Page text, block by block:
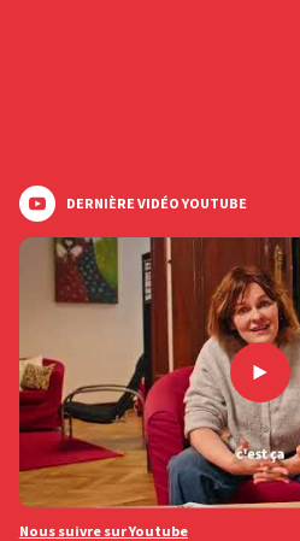
DERNIÈRE VIDÉO YOUTUBE
Nous suivre sur Youtube